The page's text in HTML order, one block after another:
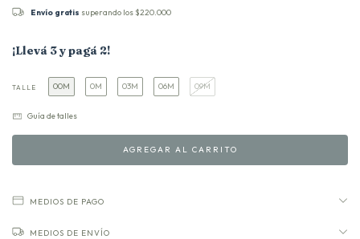
Envío gratis superando los $220.000
¡Llevá 3 y pagá 2!
TALLE 00M 0M 03M 06M 09M
Guía de talles
MEDIOS DE PAGO
MEDIOS DE ENVÍO